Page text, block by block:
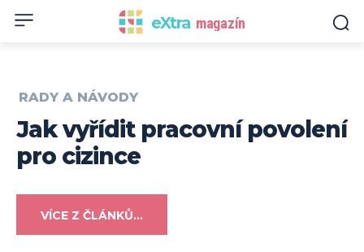
eXtra magazín
RADY A NÁVODY
Jak vyřídit pracovní povolení
pro cizince
VÍCE Z ČLÁNKŮ...